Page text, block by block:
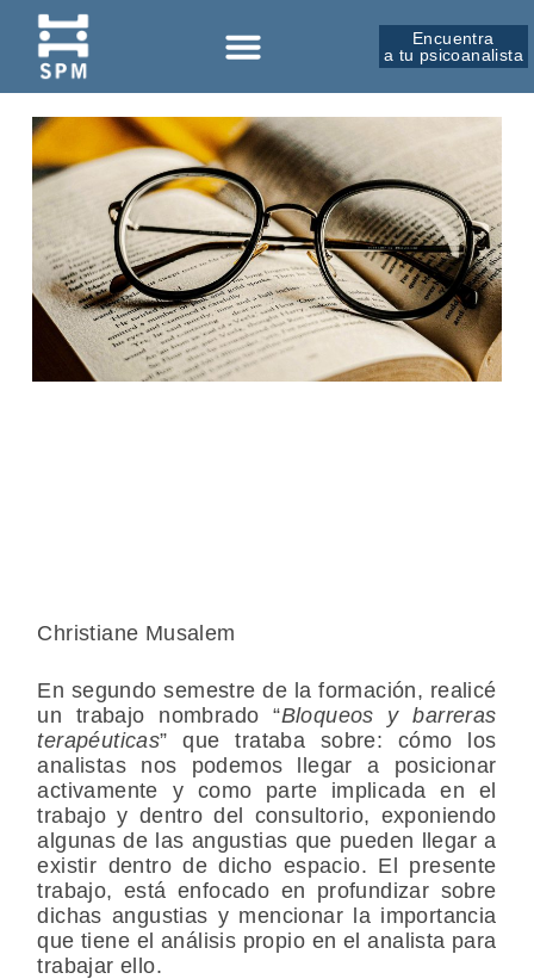
Encuentra
a tu psicoanalista
Christiane Musalem
En segundo semestre de la formación, realicé
un trabajo nombrado “Bloqueos y barreras
terapéuticas” que trataba sobre: cómo los
analistas nos podemos llegar a posicionar
activamente y como parte implicada en el
trabajo y dentro del consultorio, exponiendo
algunas de las angustias que pueden llegar a
existir dentro de dicho espacio. El presente
trabajo, está enfocado en profundizar sobre
dichas angustias y mencionar la importancia
que tiene el análisis propio en el analista para
trabajar ello.